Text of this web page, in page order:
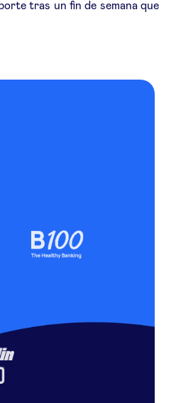
tras un fin de semana que